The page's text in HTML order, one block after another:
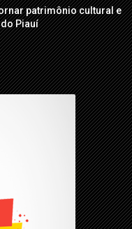
patrimônio cultural e
Piauí